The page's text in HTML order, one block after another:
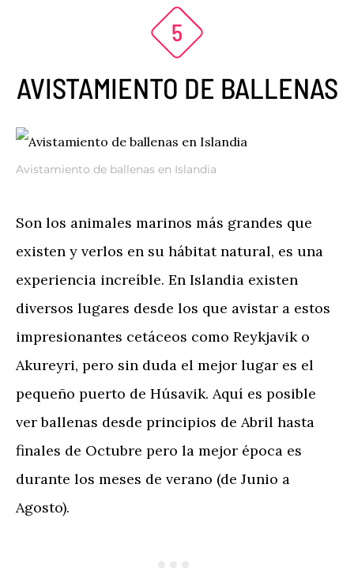
AVISTAMIENTO DE BALLENAS
Avistamiento de ballenas en Islandia
Son los animales marinos más grandes que
existen y verlos en su hábitat natural, es una
experiencia increíble. En Islandia existen
diversos lugares desde los que avistar a estos
impresionantes cetáceos como Reykjavik o
Akureyri, pero sin duda el mejor lugar es el
pequeño puerto de Húsavik. Aquí es posible
ver ballenas desde principios de Abril hasta
finales de Octubre pero la mejor época es
durante los meses de verano (de Junio a
Agosto).